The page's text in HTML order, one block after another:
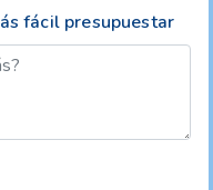
fácil presupuestar